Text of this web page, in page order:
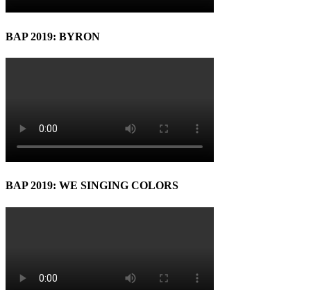
BAP 2019: BYRON
BAP 2019: WE SINGING COLORS